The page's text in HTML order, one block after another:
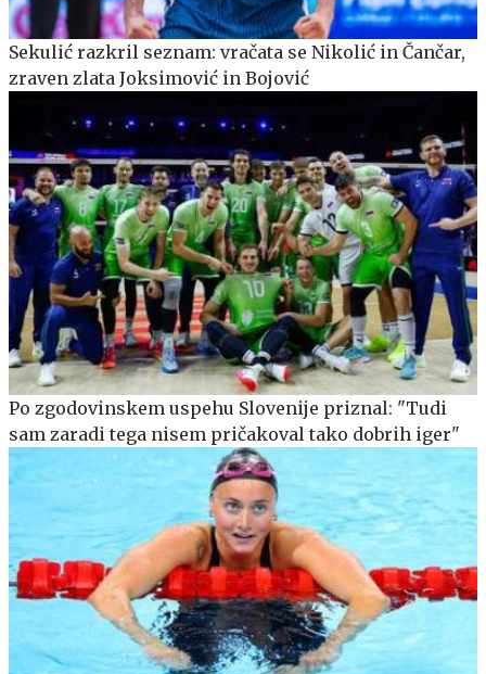
Sekulić razkril seznam: vračata se Nikolić in Čančar,
zraven zlata Joksimović in Bojović
Po zgodovinskem uspehu Slovenije priznal: "Tudi
sam zaradi tega nisem pričakoval tako dobrih iger"